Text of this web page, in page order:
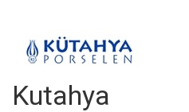
Kutahya